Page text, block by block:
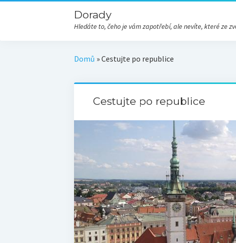
Dorady
Hledáte to, čeho je vám zapotřebí, ale nevíte, které ze
Domů »Cestujte po republice
Cestujte po republice